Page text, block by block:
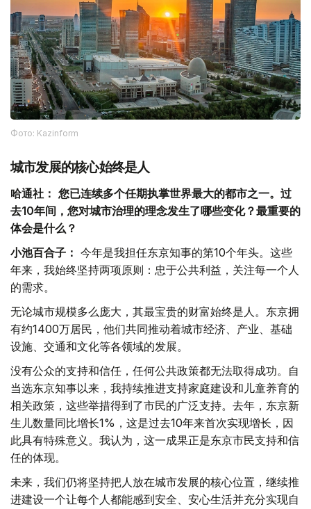
Фото: Kazinform
城市发展的核心始终是人
哈通社： 您已连续多个任期执掌世界最大的都市之一。过
去10年间，您对城市治理的理念发生了哪些变化？最重要的
体会是什么？
小池百合子： 今年是我担任东京知事的第10个年头。这些
年来，我始终坚持两项原则：忠于公共利益，关注每一个人
的需求。
无论城市规模多么庞大，其最宝贵的财富始终是人。东京拥
有约1400万居民，他们共同推动着城市经济、产业、基础
设施、交通和文化等各领域的发展。
没有公众的支持和信任，任何公共政策都无法取得成功。自
当选东京知事以来，我持续推进支持家庭建设和儿童养育的
相关政策，这些举措得到了市民的广泛支持。去年，东京新
生儿数量同比增长1%，这是过去10年来首次实现增长，因
此具有特殊意义。我认为，这一成果正是东京市民支持和信
任的体现。
未来，我们仍将坚持把人放在城市发展的核心位置，继续推
进建设一个让每个人都能感到安全、安心生活并充分实现自